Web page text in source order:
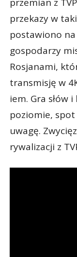
przekazy w
postawiono
gospodarzy
Rosjanami,
transmisję w
iem. Gra słów
poziomie,
uwagę.
rywalizacji z